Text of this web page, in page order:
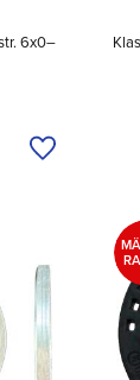
6x0–
Tilføj til